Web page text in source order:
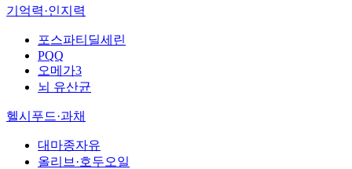
기억력·인지력
포스파티딜세린
PQQ
오메가3
뇌 유산균
헬시푸드·과채
대마종자유
올리브·호두오일